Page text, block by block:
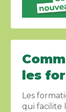
les
Les
qui facilite